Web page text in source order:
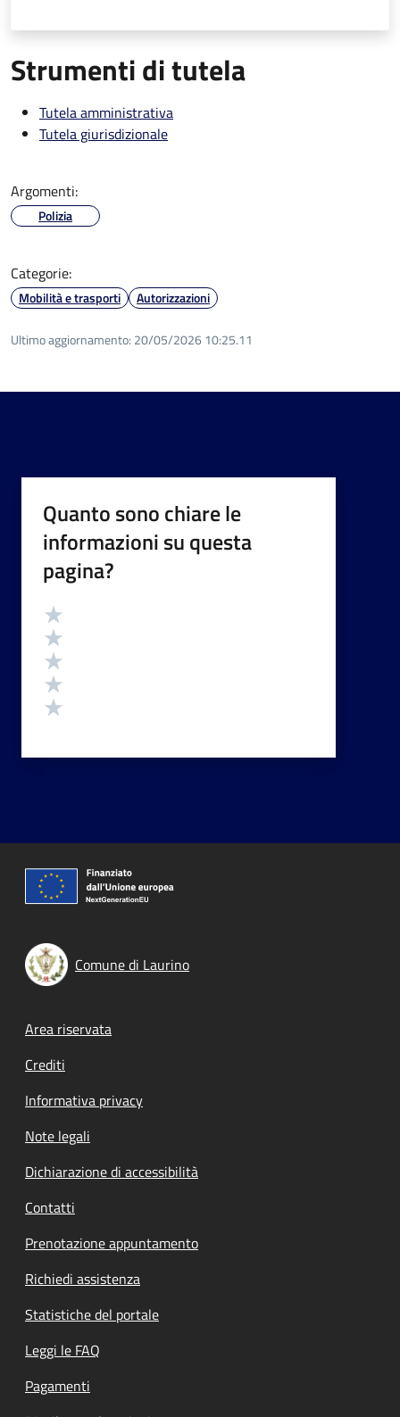
Strumenti di tutela
Tutela amministrativa
Tutela giurisdizionale
Argomenti:
Polizia
Categorie:
Mobilità e trasporti Autorizzazioni
Ultimo aggiornamento: 20/05/2026 10:25.11
Quanto sono chiare le
informazioni su questa
pagina?
Valutazione
Comune di Laurino
Footer menu
Area riservata
Crediti
Informativa privacy
Note legali
Dichiarazione di accessibilità
Contatti
Prenotazione appuntamento
Richiedi assistenza
Statistiche del portale
Leggi le FAQ
Pagamenti